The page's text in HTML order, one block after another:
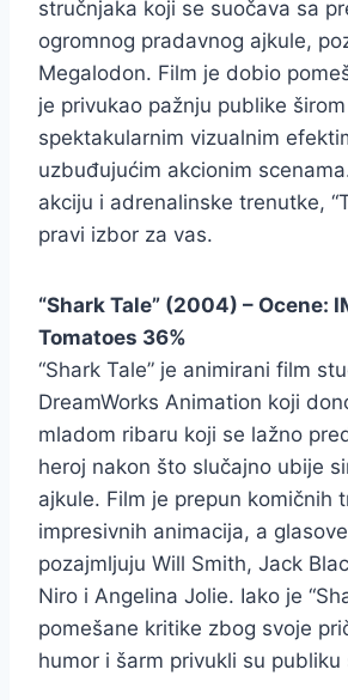
stručnjaka koji se suočava sa
ogromnog pradavnog ajkule,
Megalodon. Film je dobio
je privukao pažnju publike
spektakularnim vizualnim
uzbuđujućim akcionim
akciju i adrenalinske trenutke,
pravi izbor za vas.
“Shark Tale” (2004) – Ocene:
Tomatoes 36%
“Shark Tale” je animirani film
DreamWorks Animation koji
mladom ribaru koji se lažno
heroj nakon što slučajno ubije
ajkule. Film je prepun komičnih
impresivnih animacija, a
pozajmljuju Will Smith, Jack
Niro i Angelina Jolie. Iako je
pomešane kritike zbog svoje
humor i šarm privukli su publiku